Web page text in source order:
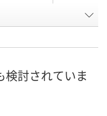
検討されていま